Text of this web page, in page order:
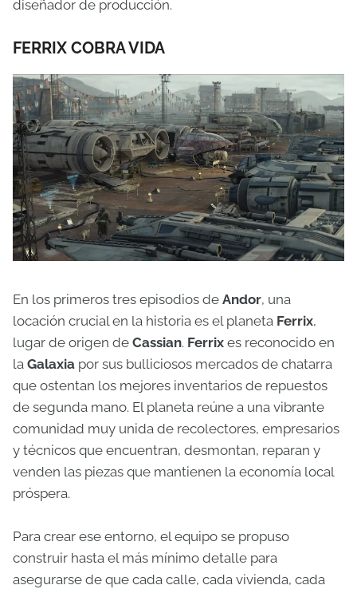
diseñador de producción.
FERRIX COBRA VIDA
En los primeros tres episodios de Andor, una
locación crucial en la historia es el planeta Ferrix,
lugar de origen de Cassian. Ferrix es reconocido en
la Galaxia por sus bulliciosos mercados de chatarra
que ostentan los mejores inventarios de repuestos
de segunda mano. El planeta reúne a una vibrante
comunidad muy unida de recolectores, empresarios
y técnicos que encuentran, desmontan, reparan y
venden las piezas que mantienen la economía local
próspera.
Para crear ese entorno, el equipo se propuso
construir hasta el más mínimo detalle para
asegurarse de que cada calle, cada vivienda, cada